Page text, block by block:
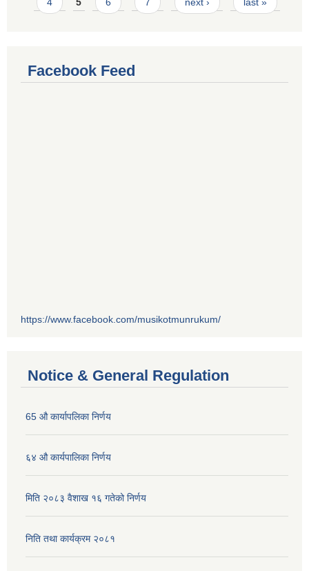
4 5 6 7 next › last »
Facebook Feed
https://www.facebook.com/musikotmunrukum/
Notice & General Regulation
65 औ कार्यापलिका निर्णय
६४ औ कार्यपालिका निर्णय
मिति २०८३ वैशाख १६ गतेको निर्णय
निति तथा कार्यक्रम २०८१